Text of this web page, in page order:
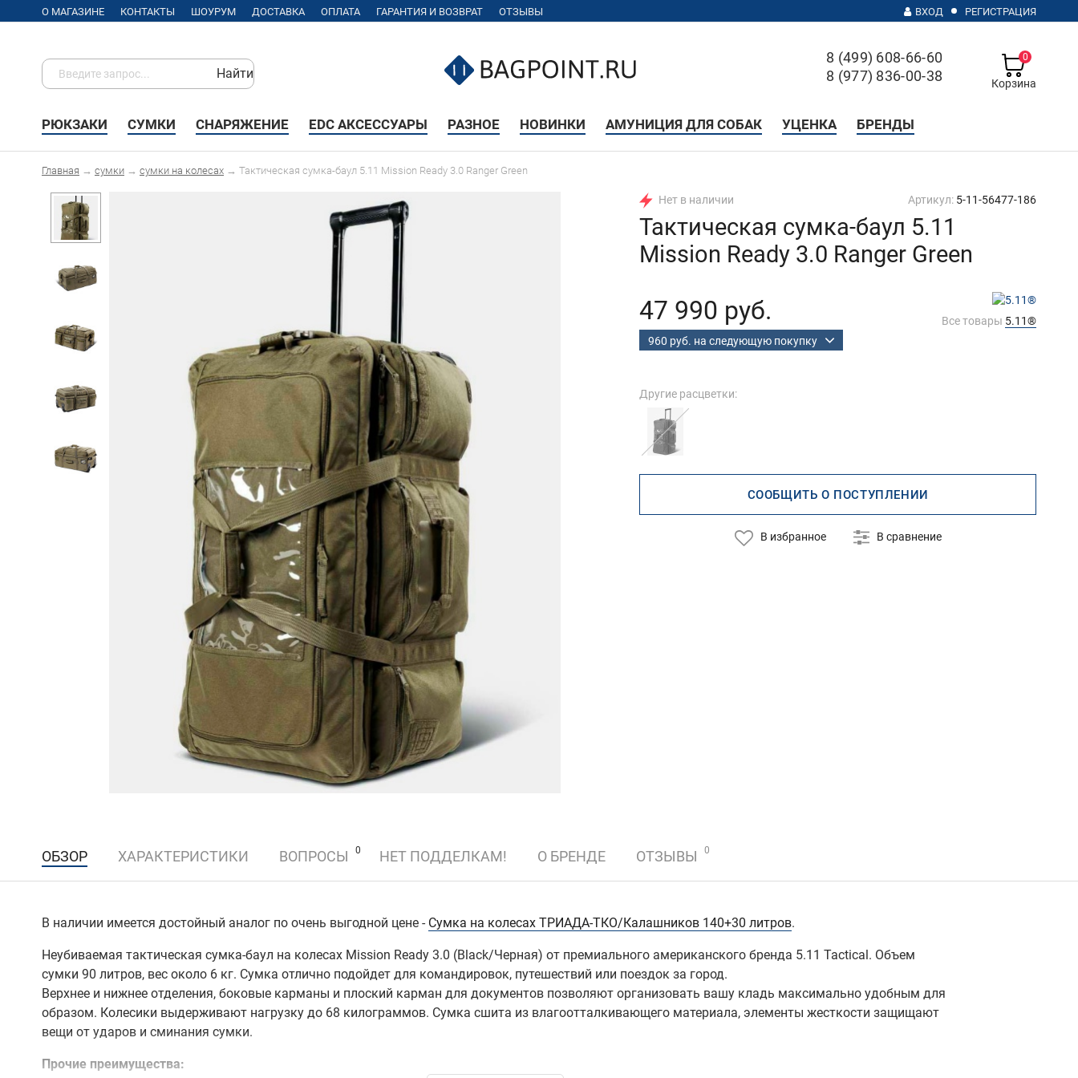
О МАГАЗИНЕ КОНТАКТЫ ШОУРУМ ДОСТАВКА ОПЛАТА ГАРАНТИЯ И ВОЗВРАТ ОТЗЫВЫ ВХОД РЕГИСТРАЦИЯ
Найти
8 (499) 608-66-60
8 (977) 836-00-38
Корзина
0
РЮКЗАКИ СУМКИ СНАРЯЖЕНИЕ EDC АКСЕССУАРЫ РАЗНОЕ НОВИНКИ АМУНИЦИЯ ДЛЯ СОБАК УЦЕНКА БРЕНДЫ
Главная → сумки → сумки на колесах → Тактическая сумка-баул 5.11 Mission Ready 3.0 Ranger Green
Нет в наличии Артикул: 5-11-56477-186
Тактическая сумка-баул 5.11
Mission Ready 3.0 Ranger Green
47 990 руб.
960 руб. на следующую покупку
Все товары 5.11®
Другие расцветки:
СООБЩИТЬ О ПОСТУПЛЕНИИ
В избранное В сравнение
ОБЗОР ХАРАКТЕРИСТИКИ ВОПРОСЫ 0 НЕТ ПОДДЕЛКАМ! О БРЕНДЕ ОТЗЫВЫ 0
В наличии имеется достойный аналог по очень выгодной цене - Сумка на колесах ТРИАДА-ТКО/Калашников 140+30 литров.
Неубиваемая тактическая сумка-баул на колесах Mission Ready 3.0 (Black/Черная) от премиального американского бренда 5.11 Tactical. Объем
сумки 90 литров, вес около 6 кг. Сумка отлично подойдет для командировок, путешествий или поездок за город.
Верхнее и нижнее отделения, боковые карманы и плоский карман для документов позволяют организовать вашу кладь максимально удобным для
образом. Колесики выдерживают нагрузку до 68 килограммов. Сумка сшита из влагоотталкивающего материала, элементы жесткости защищают
вещи от ударов и сминания сумки.
Прочие преимущества: